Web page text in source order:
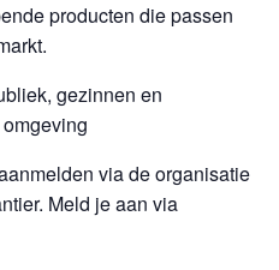
producten die passen
gezinnen en
via de organisatie
Meld je aan via